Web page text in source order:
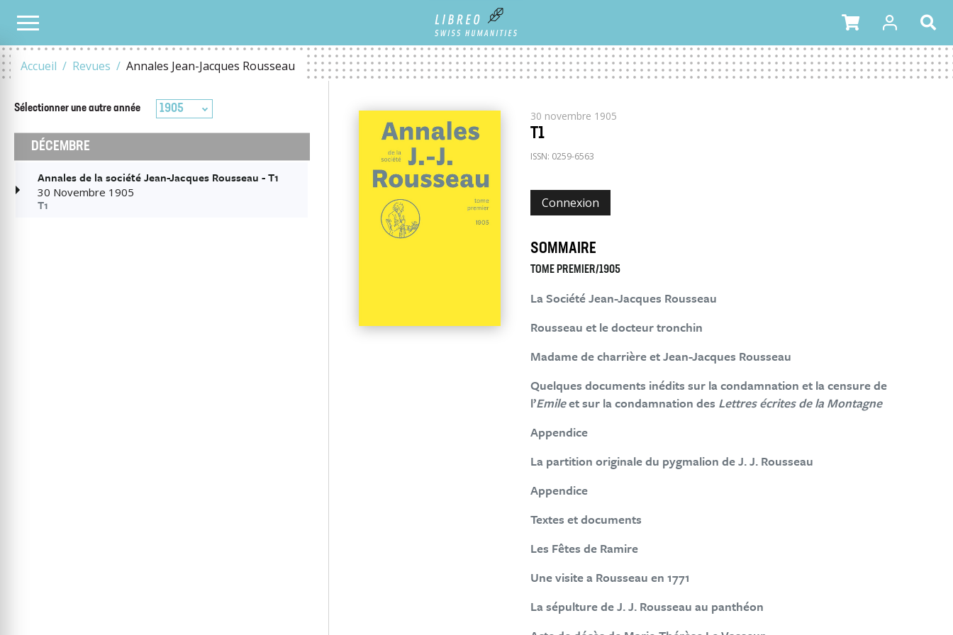
Accueil Revues Annales Jean-Jacques Rousseau
TOUS LES NUMÉROS
30 novembre 1905
T1
ISSN: 0259-6563
Connexion
SOMMAIRE
TOME PREMIER/1905
La Société Jean-Jacques Rousseau
Rousseau et le docteur tronchin
Madame de charrière et Jean-Jacques Rousseau
Quelques documents inédits sur la condamnation et la censure de
l’Emileet sur la condamnation des Lettres écrites de la Montagne
Appendice
La partition originale du pygmalion de J. J. Rousseau
Appendice
Textes et documents
Les Fêtes de Ramire
Une visite a Rousseau en 1771
La sépulture de J. J. Rousseau au panthéon
Sélectionner une autreannée 1905
DÉCEMBRE
Annales de la société Jean-Jacques Rousseau - T1
30 Novembre 1905
T1